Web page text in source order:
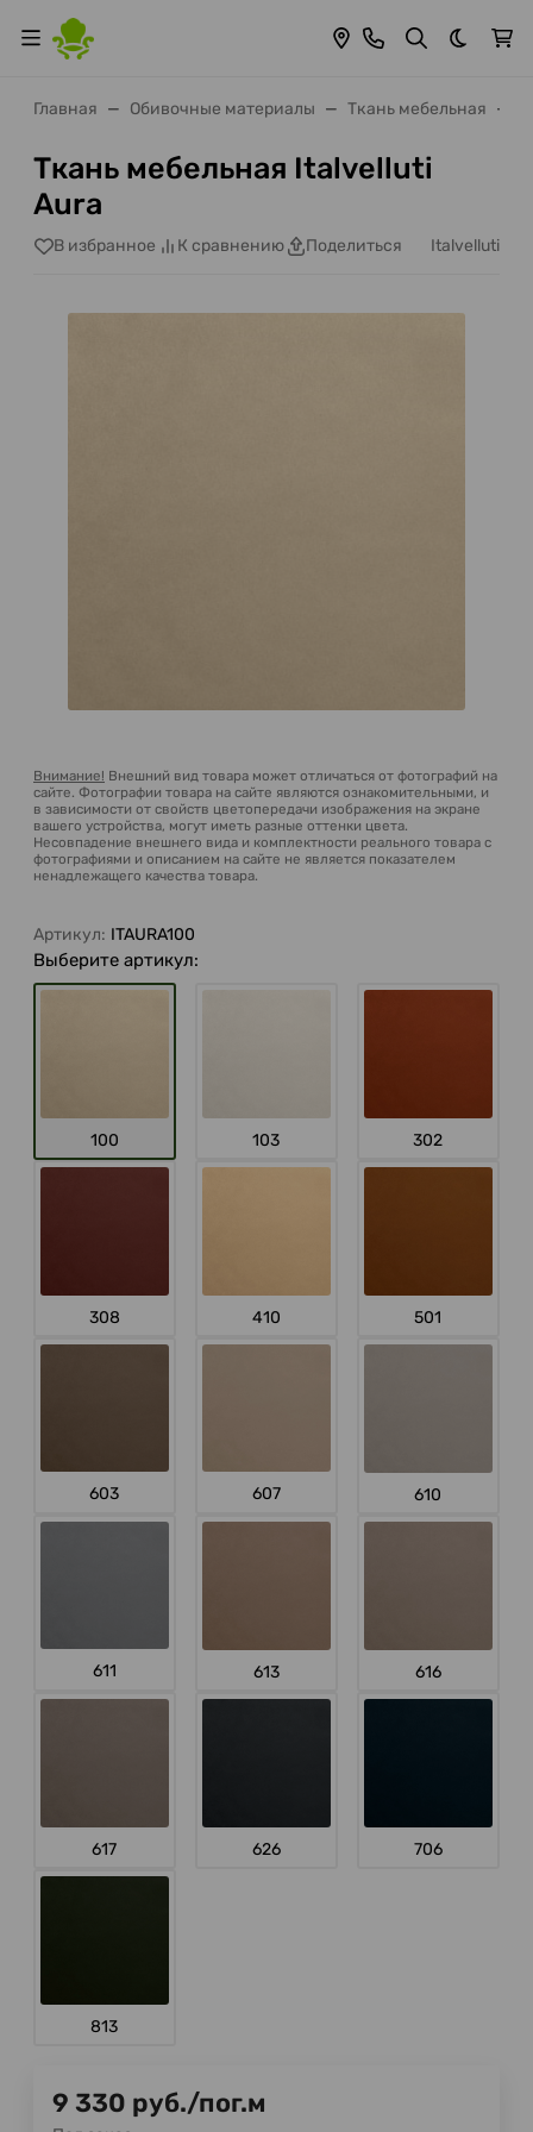
Темная
Главная Обивочные материалы Ткань мебельная
Ткань мебельная Italvelluti
Aura
В избранное К сравнению Поделиться Italvelluti
Внимание! Внешний вид товара может отличаться от фотографий на
сайте. Фотографии товара на сайте являются ознакомительными, и
в зависимости от свойств цветопередачи изображения на экране
вашего устройства, могут иметь разные оттенки цвета.
Несовпадение внешнего вида и комплектности реального товара с
фотографиями и описанием на сайте не является показателем
ненадлежащего качества товара.
Артикул: ITAURA100
Выберите артикул:
100 103 302
308 410 501
603 607 610
611 613 616
617 626 706
813
9 330 руб./пог.м